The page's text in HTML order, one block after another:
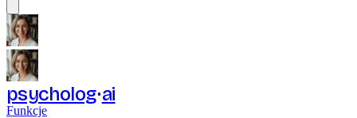
psycholog ai
Funkcje